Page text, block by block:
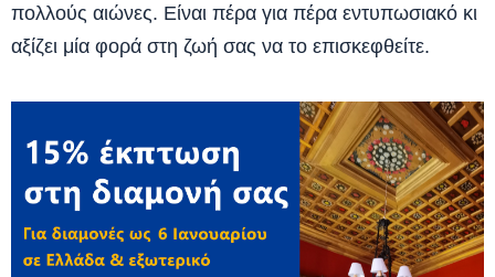
πολλούς αιώνες. Είναι πέρα για πέρα εντυπωσιακό κι
αξίζει μία φορά στη ζωή σας να το επισκεφθείτε.